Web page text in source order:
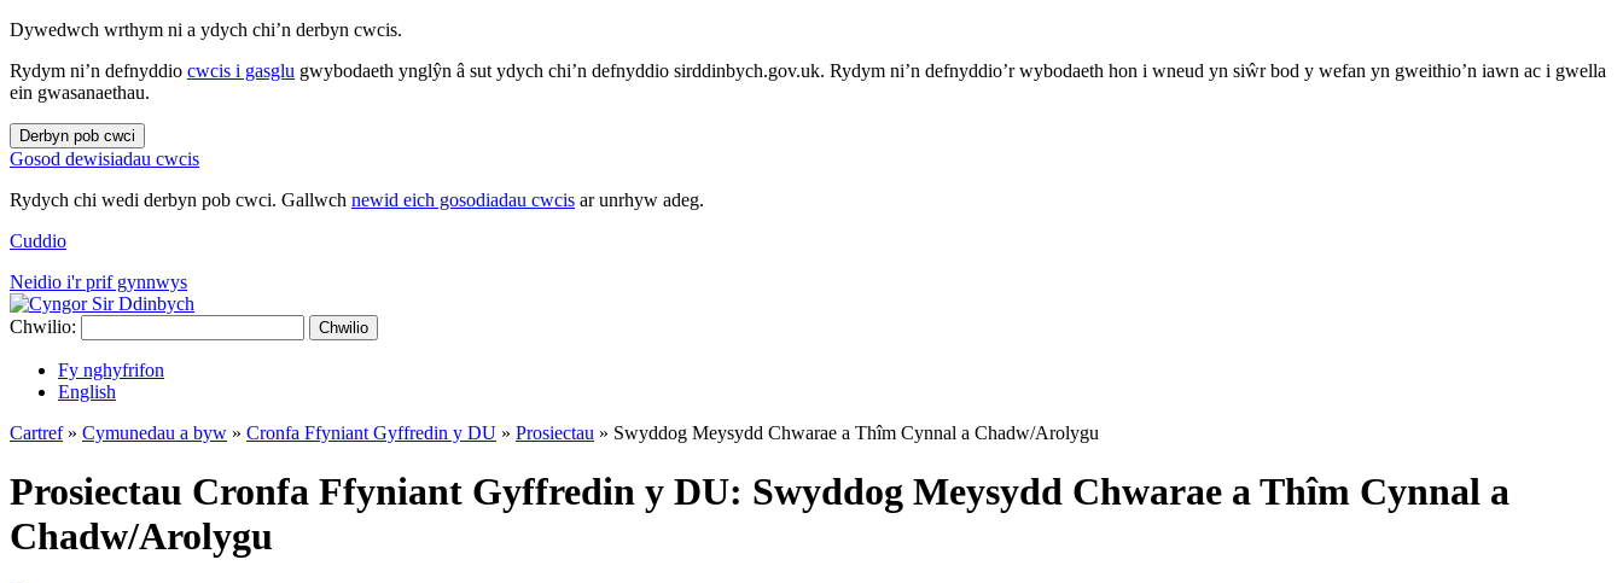
Dywedwch wrthym ni a ydych chi’n derbyn cwcis.
Rydym ni’n defnyddio cwcis i gasglu gwybodaeth ynglŷn â sut ydych chi’n defnyddio sirddinbych.gov.uk. Rydym ni’n defnyddio’r wybodaeth hon i wneud yn siŵr bod y wefan yn gweithio’n iawn ac i gwella
ein gwasanaethau.
Derbyn pob cwci
Gosod dewisiadau cwcis
Rydych chi wedi derbyn pob cwci. Gallwch newid eich gosodiadau cwcis ar unrhyw adeg.
Cuddio
Neidio i'r prif gynnwys
Chwilio: Chwilio
Fy nghyfrifon
English
Cartref» Cymunedau a byw » Cronfa Ffyniant Gyffredin y DU » Prosiectau » Swyddog Meysydd Chwarae a Thîm Cynnal a Chadw/Arolygu
Prosiectau Cronfa Ffyniant Gyffredin y DU: Swyddog Meysydd Chwarae a Thîm Cynnal a
Chadw/Arolygu